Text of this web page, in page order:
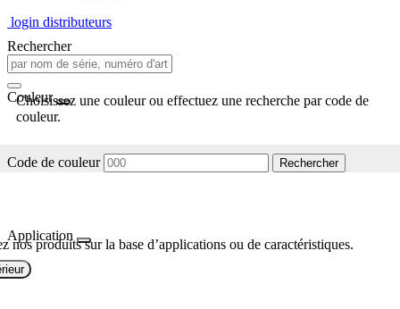
login distributeurs
Rechercher
Couleur
Choisissez une couleur ou effectuez une recherche par code de
couleur.
Code de couleur Rechercher
Application
nos produits sur la base d’applications ou de caractéristiques.